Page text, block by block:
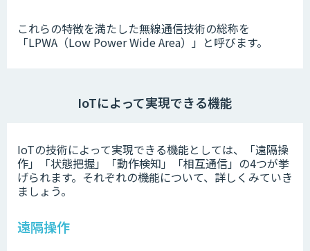
これらの特徴を満たした無線通信技術の総称を
「LPWA（Low Power Wide Area）」と呼びます。
IoTによって実現できる機能
IoTの技術によって実現できる機能としては、「遠隔操
作」「状態把握」「動作検知」「相互通信」の4つが挙
げられます。それぞれの機能について、詳しくみていき
ましょう。
遠隔操作